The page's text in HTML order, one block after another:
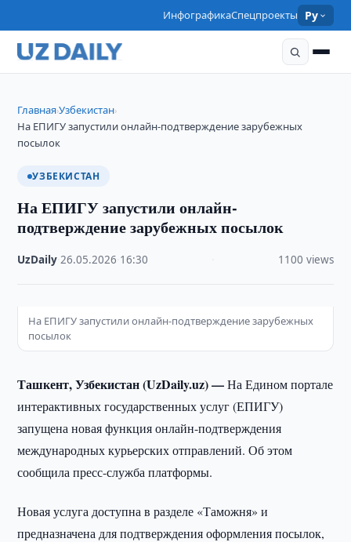
ИнфографикаСпецпроекты Ру
Главная›Узбекистан›
На ЕПИГУ запустили онлайн-подтверждение зарубежных
посылок
УЗБЕКИСТАН
На ЕПИГУ запустили онлайн-
подтверждение зарубежных посылок
UzDaily ·26.05.2026 16:30 1100 views
На ЕПИГУ запустили онлайн-подтверждение зарубежных
посылок
Ташкент, Узбекистан (UzDaily.uz) —На Едином портале
интерактивных государственных услуг (ЕПИГУ)
запущена новая функция онлайн-подтверждения
международных курьерских отправлений. Об этом
сообщила пресс-служба платформы.
Новая услуга доступна в разделе «Таможня» и
предназначена для подтверждения оформления посылок,